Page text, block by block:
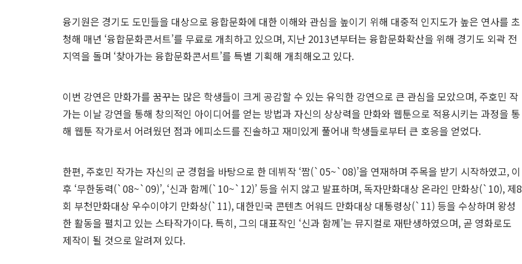
융기원은 경기도 도민들을 대상으로 융합문화에 대한 이해와 관심을 높이기 위해 대중적 인지도가 높은 연사를 초
청해 매년 ‘융합문화콘서트’를 무료로 개최하고 있으며, 지난 2013년부터는 융합문화확산을 위해 경기도 외곽 전
지역을 돌며 ‘찾아가는 융합문화콘서트’를 특별 기획해 개최해오고 있다.
이번 강연은 만화가를 꿈꾸는 많은 학생들이 크게 공감할 수 있는 유익한 강연으로 큰 관심을 모았으며, 주호민 작
가는 이날 강연을 통해 창의적인 아이디어를 얻는 방법과 자신의 상상력을 만화와 웹툰으로 적용시키는 과정을 통
해 웹툰 작가로서 어려웠던 점과 에피소드를 진솔하고 재미있게 풀어내 학생들로부터 큰 호응을 얻었다.
한편, 주호민 작가는 자신의 군 경험을 바탕으로 한 데뷔작 ‘짬(`05~`08)’을 연재하며 주목을 받기 시작하였고, 이
후 ‘무한동력(`08~`09)’, ‘신과 함께(`10~`12)’ 등을 쉬지 않고 발표하며, 독자만화대상 온라인 만화상(`10), 제8
회 부천만화대상 우수이야기 만화상(`11), 대한민국 콘텐츠 어워드 만화대상 대통령상(`11) 등을 수상하며 왕성
한 활동을 펼치고 있는 스타작가이다. 특히, 그의 대표작인 ‘신과 함께’는 뮤지컬로 재탄생하였으며, 곧 영화로도
제작이 될 것으로 알려져 있다.